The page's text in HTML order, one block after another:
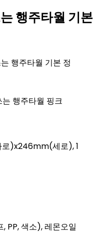
행주타월 기본
행주타월 핑크
)x246mm(세로), 1
PP, 색소), 레몬오일